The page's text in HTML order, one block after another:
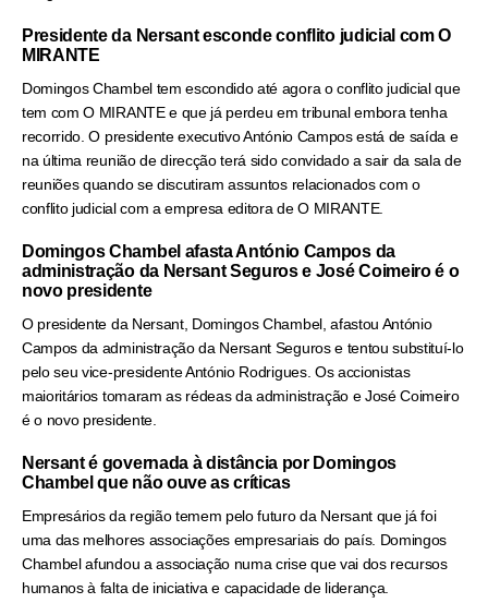
Presidente da Nersant esconde conflito judicial com O
MIRANTE
Domingos Chambel tem escondido até agora o conflito judicial que
tem com O MIRANTE e que já perdeu em tribunal embora tenha
recorrido. O presidente executivo António Campos está de saída e
na última reunião de direcção terá sido convidado a sair da sala de
reuniões quando se discutiram assuntos relacionados com o
conflito judicial com a empresa editora de O MIRANTE.
Domingos Chambel afasta António Campos da
administração da Nersant Seguros e José Coimeiro é o
novo presidente
O presidente da Nersant, Domingos Chambel, afastou António
Campos da administração da Nersant Seguros e tentou substituí-lo
pelo seu vice-presidente António Rodrigues. Os accionistas
maioritários tomaram as rédeas da administração e José Coimeiro
é o novo presidente.
Nersant é governada à distância por Domingos
Chambel que não ouve as críticas
Empresários da região temem pelo futuro da Nersant que já foi
uma das melhores associações empresariais do país. Domingos
Chambel afundou a associação numa crise que vai dos recursos
humanos à falta de iniciativa e capacidade de liderança.